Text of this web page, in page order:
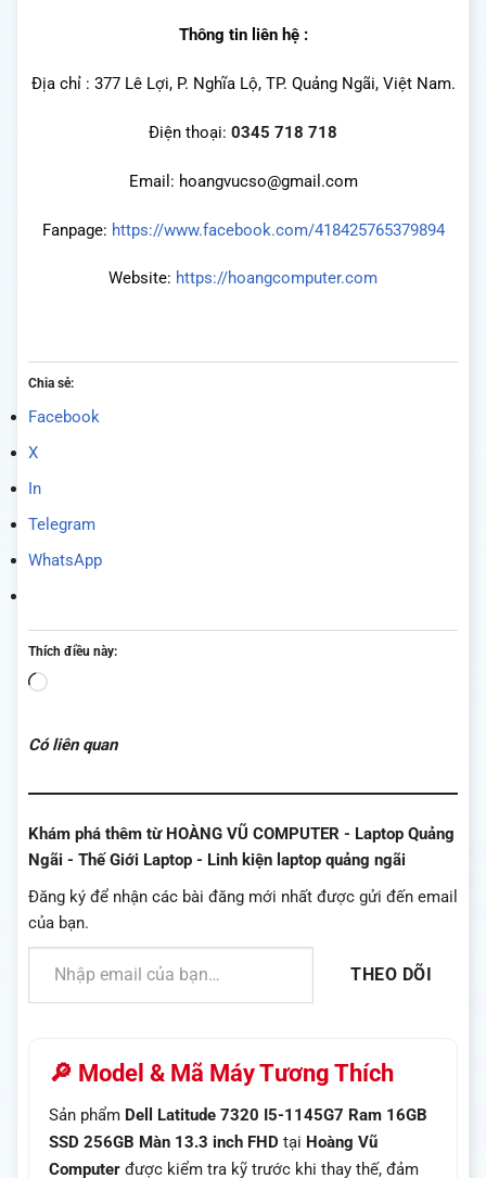
Thông tin liên hệ :
Địa chỉ : 377 Lê Lợi, P. Nghĩa Lộ, TP. Quảng Ngãi, Việt Nam.
Điện thoại: 0345 718 718
Email: hoangvucso@gmail.com
Fanpage: https://www.facebook.com/418425765379894
Website: https://hoangcomputer.com
Chia sẻ:
Facebook
X
In
Telegram
WhatsApp
Thích điều này:
Đang
Có liên quan
Khám phá thêm từ HOÀNG VŨ COMPUTER - Laptop Quảng
Ngãi - Thế Giới Laptop - Linh kiện laptop quảng ngãi
Đăng ký để nhận các bài đăng mới nhất được gửi đến email
của bạn.
Nhập email của bạn…
THEO DÕI
🔎 Model & Mã Máy Tương Thích
Sản phẩm Dell Latitude 7320 I5-1145G7 Ram 16GB
SSD 256GB Màn 13.3 inch FHD tại Hoàng Vũ
Computer được kiểm tra kỹ trước khi thay thế, đảm